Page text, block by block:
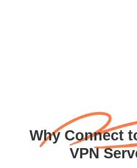
Why Connect
VPN